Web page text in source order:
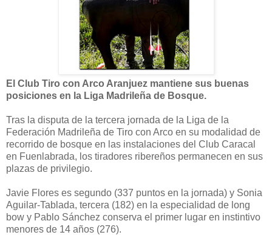
El Club Tiro con Arco Aranjuez mantiene sus buenas
posiciones en la Liga Madrileña de Bosque.
Tras la disputa de la tercera jornada de la Liga de la
Federación Madrileña de Tiro con Arco en su modalidad de
recorrido de bosque en las instalaciones del Club Caracal
en Fuenlabrada, los tiradores ribereños permanecen en sus
plazas de privilegio.
Javie Flores es segundo (337 puntos en la jornada) y Sonia
Aguilar-Tablada, tercera (182) en la especialidad de long
bow y Pablo Sánchez conserva el primer lugar en instintivo
menores de 14 años (276).